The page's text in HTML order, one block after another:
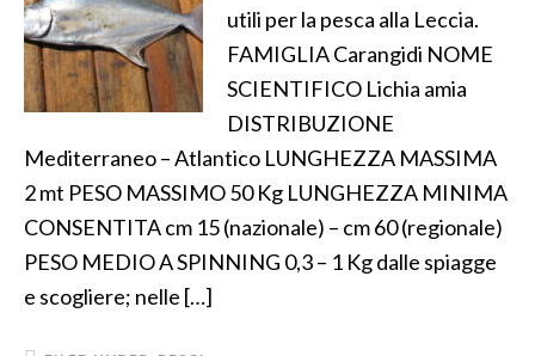
utili per la pesca alla Leccia.
FAMIGLIA Carangidi NOME
SCIENTIFICO Lichia amia
DISTRIBUZIONE
Mediterraneo – Atlantico LUNGHEZZA MASSIMA
2 mt PESO MASSIMO 50 Kg LUNGHEZZA MINIMA
CONSENTITA cm 15 (nazionale) – cm 60 (regionale)
PESO MEDIO A SPINNING 0,3 – 1 Kg dalle spiagge
e scogliere; nelle […]